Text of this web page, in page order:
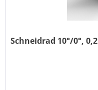
Schneidrad 10°/0°, 0,2